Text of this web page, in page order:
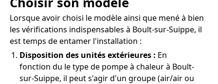
Lorsque avoir choisi le modèle ainsi que mené à bien
les vérifications indispensables à Boult-sur-Suippe, il
est temps de entamer l'installation :
Disposition des unités extérieures : En
fonction du le type de pompe à chaleur à Boult-
sur-Suippe, il peut s'agir d'un groupe (air/air ou